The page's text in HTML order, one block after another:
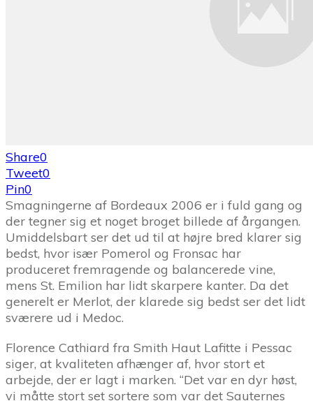
Share0
Tweet0
Pin0
Smagningerne af Bordeaux 2006 er i fuld gang og
der tegner sig et noget broget billede af årgangen.
Umiddelsbart ser det ud til at højre bred klarer sig
bedst, hvor især Pomerol og Fronsac har
produceret fremragende og balancerede vine,
mens St. Emilion har lidt skarpere kanter. Da det
generelt er Merlot, der klarede sig bedst ser det lidt
sværere ud i Medoc.
Florence Cathiard fra Smith Haut Lafitte i Pessac
siger, at kvaliteten afhænger af, hvor stort et
arbejde, der er lagt i marken. “Det var en dyr høst,
vi måtte stort set sortere som var det Sauternes